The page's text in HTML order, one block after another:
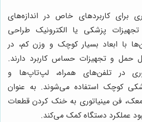
برای کاربردهای خاص در اندازه‌های
پزشکی یا الکترونیک طراحی
با ابعاد بسیار کوچک و وزن کم، در
حمل و تجهیزات حساس کاربرد دارند.
در تلفن‌های همراه، لپ‌تاپ‌ها و
کوچک استفاده می‌شوند. به عنوان
فن مینیاتوری به خنک کردن قطعات
عملکرد دستگاه کمک می‌کند.